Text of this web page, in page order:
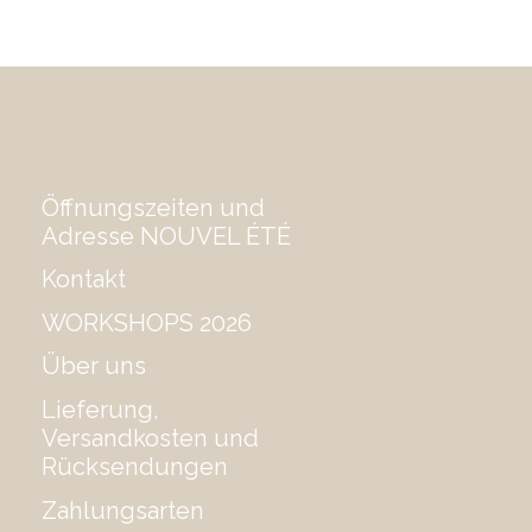
Öffnungszeiten und
Adresse NOUVEL ÉTÉ
Kontakt
WORKSHOPS 2026
Über uns
Lieferung,
Versandkosten und
Rücksendungen
Zahlungsarten